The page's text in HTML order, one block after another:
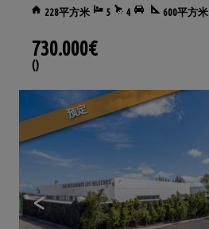
228平方米 5 4 600平方米
730.000€
()
预定
<